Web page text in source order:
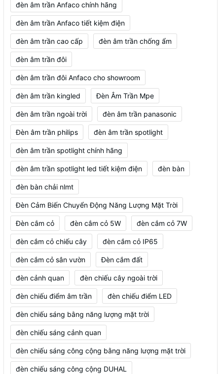
đèn âm trần Anfaco chính hãng
đèn âm trần Anfaco tiết kiệm điện
đèn âm trần cao cấp đèn âm trần chống ẩm
đèn âm trần đôi
đèn âm trần đôi Anfaco cho showroom
đèn âm trần kingled Đèn Âm Trần Mpe
đèn âm trần ngoài trời đèn âm trần panasonic
Đèn âm trần philips đèn âm trần spotlight
đèn âm trần spotlight chính hãng
đèn âm trần spotlight led tiết kiệm điện đèn bàn
đèn bàn chải nlmt
Đèn Cảm Biến Chuyển Động Năng Lượng Mặt Trời
Đèn cắm cỏ đèn cắm cỏ 5W đèn cắm cỏ 7W
đèn cắm cỏ chiếu cây đèn cắm cỏ IP65
đèn cắm cỏ sân vườn Đèn cắm đất
đèn cảnh quan đèn chiếu cây ngoài trời
đèn chiếu điểm âm trần đèn chiếu điểm LED
đèn chiếu sáng bằng năng lượng mặt trời
đèn chiếu sáng cảnh quan
đèn chiếu sáng công cộng bằng năng lượng mặt trời
đèn chiếu sáng công cộng DUHAL